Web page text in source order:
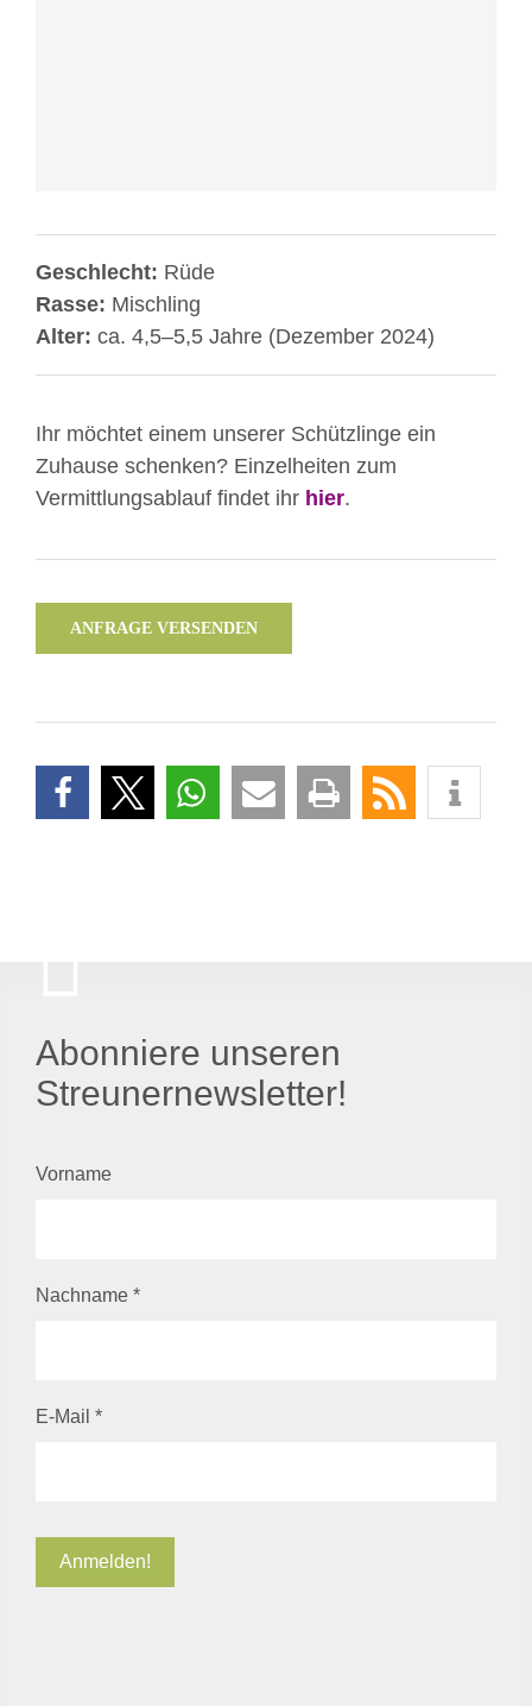
Geschlecht: Rüde
Rasse: Mischling
Alter: ca. 4,5–5,5 Jahre (Dezember 2024)
Ihr möchtet einem unserer Schützlinge ein
Zuhause schenken? Einzelheiten zum
Vermittlungsablauf findet ihr hier.
ANFRAGE VERSENDEN
Abonniere unseren
Streunernewsletter!
Vorname
Nachname *
E-Mail *